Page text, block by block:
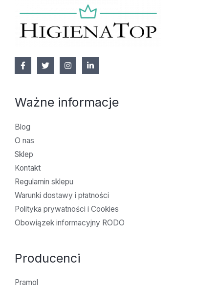
Ważne informacje
Blog
O nas
Sklep
Kontakt
Regulamin sklepu
Warunki dostawy i płatności
Polityka prywatności i Cookies
Obowiązek informacyjny RODO
Producenci
Pramol